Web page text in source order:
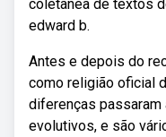
coletânea de textos
edward b.
Antes e depois do
como religião oficial
diferenças
evolutivos, e são